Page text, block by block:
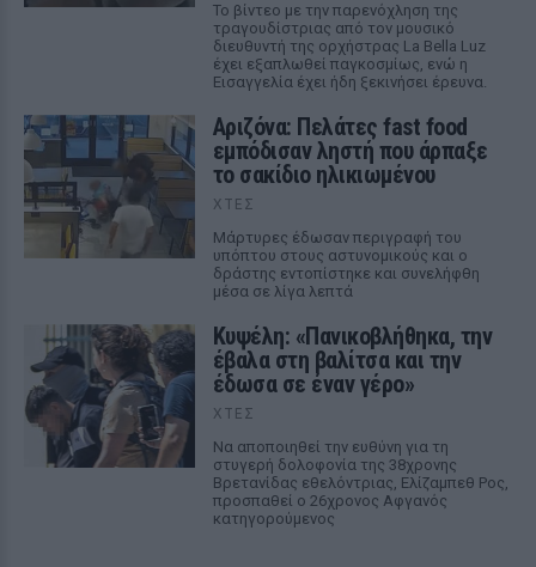
Το βίντεο με την παρενόχληση της
τραγουδίστριας από τον μουσικό
διευθυντή της ορχήστρας La Bella Luz
έχει εξαπλωθεί παγκοσμίως, ενώ η
Εισαγγελία έχει ήδη ξεκινήσει έρευνα.
Αριζόνα: Πελάτες fast food
εμπόδισαν ληστή που άρπαξε
το σακίδιο ηλικιωμένου
ΧΤΕΣ
Μάρτυρες έδωσαν περιγραφή του
υπόπτου στους αστυνομικούς και ο
δράστης εντοπίστηκε και συνελήφθη
μέσα σε λίγα λεπτά
Κυψέλη: «Πανικοβλήθηκα, την
έβαλα στη βαλίτσα και την
έδωσα σε έναν γέρο»
ΧΤΕΣ
Να αποποιηθεί την ευθύνη για τη
στυγερή δολοφονία της 38χρονης
Βρετανίδας εθελόντριας, Ελίζαμπεθ Ρος,
προσπαθεί ο 26χρονος Αφγανός
κατηγορούμενος